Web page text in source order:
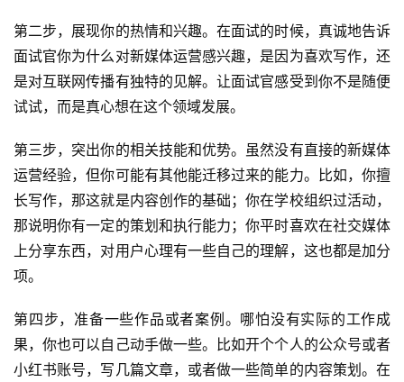
第二步，展现你的热情和兴趣。在面试的时候，真诚地告诉
面试官你为什么对新媒体运营感兴趣，是因为喜欢写作，还
是对互联网传播有独特的见解。让面试官感受到你不是随便
试试，而是真心想在这个领域发展。
第三步，突出你的相关技能和优势。虽然没有直接的新媒体
运营经验，但你可能有其他能迁移过来的能力。比如，你擅
长写作，那这就是内容创作的基础；你在学校组织过活动，
那说明你有一定的策划和执行能力；你平时喜欢在社交媒体
上分享东西，对用户心理有一些自己的理解，这也都是加分
项。
第四步，准备一些作品或者案例。哪怕没有实际的工作成
果，你也可以自己动手做一些。比如开个个人的公众号或者
小红书账号，写几篇文章，或者做一些简单的内容策划。在